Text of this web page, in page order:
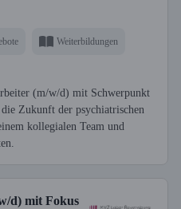
Weiterbildungen
(m/w/d) mit Schwerpunkt
Zukunft der psychiatrischen
kollegialen Team und
d) mit Fokus